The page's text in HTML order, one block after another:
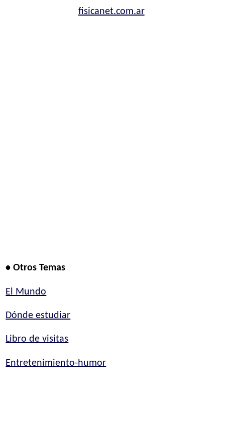
fisicanet.com.ar
• Otros Temas
El Mundo
Dónde estudiar
Libro de visitas
Entretenimiento-humor